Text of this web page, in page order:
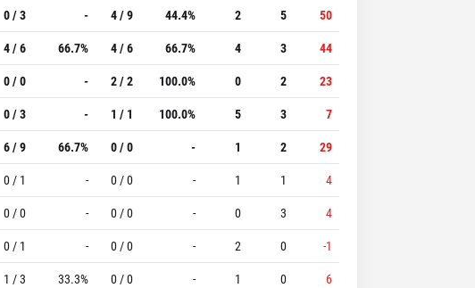
0 / 3 - 4 / 9 44.4% 2 5
50
4 / 6 66.7% 4 / 6 66.7% 4 3
44
0 / 0 - 2 / 2 100.0% 0 2
23
0 / 3 - 1 / 1 100.0% 5 3
7
6 / 9 66.7% 0 / 0 - 1 2
29
0 / 1 - 0 / 0 - 1 1
4
0 / 0 - 0 / 0 - 0 3
4
0 / 1 - 0 / 0 - 2 0
-1
1 / 3 33.3% 0 / 0 - 1 0
6